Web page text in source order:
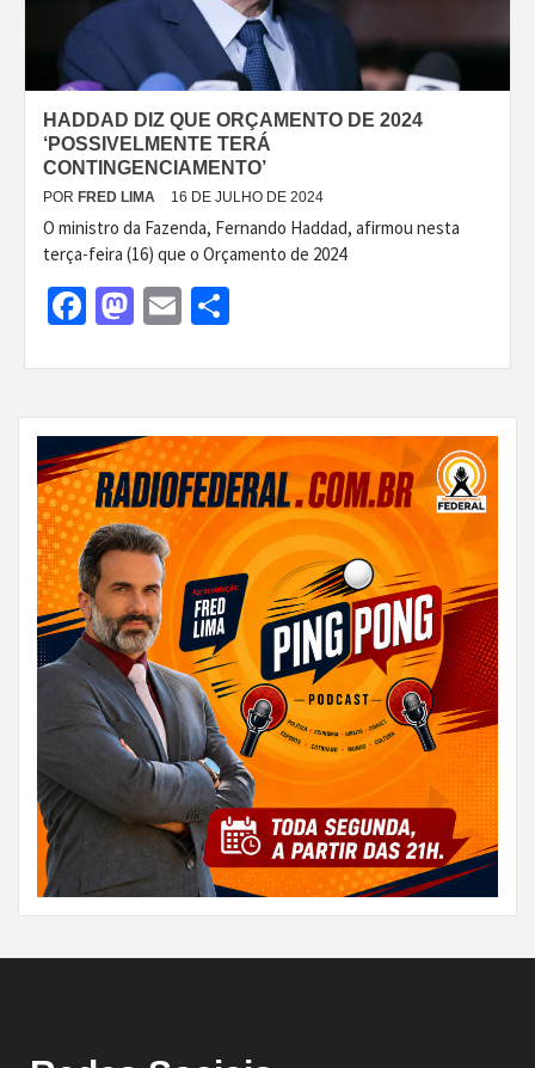
HADDAD DIZ QUE ORÇAMENTO DE 2024
‘POSSIVELMENTE TERÁ
CONTINGENCIAMENTO’
POR FRED LIMA 16 DE JULHO DE 2024
O ministro da Fazenda, Fernando Haddad, afirmou nesta
terça-feira (16) que o Orçamento de 2024
Facebook
Mastodon
Email